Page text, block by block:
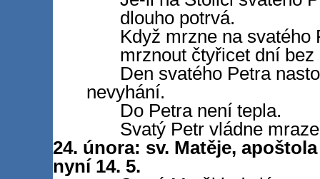
dlouho potrvá.
Když mrzne na svatého
mrznout čtyřicet dní bez
Den svatého Petra
nevyhání.
Do Petra není tepla.
Svatý Petr vládne
24. února: sv. Matěje,
nyní 14. 5.